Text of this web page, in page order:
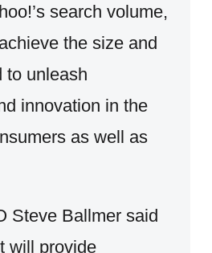
search volume,
the size and
to unleash
innovation in the
as well as
Steve Ballmer said
will provide